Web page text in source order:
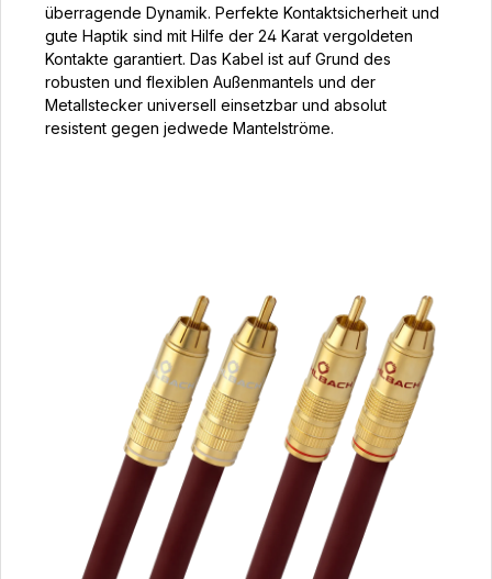
überragende Dynamik. Perfekte Kontaktsicherheit und
gute Haptik sind mit Hilfe der 24 Karat vergoldeten
Kontakte garantiert. Das Kabel ist auf Grund des
robusten und flexiblen Außenmantels und der
Metallstecker universell einsetzbar und absolut
resistent gegen jedwede Mantelströme.